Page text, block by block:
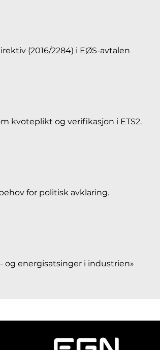
(2016/2284) i EØS-avtalen
kvoteplikt og verifikasjon i ETS2.
for politisk avklaring.
energisatsinger i industrien»